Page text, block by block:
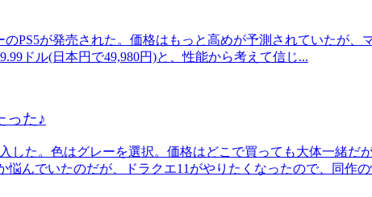
PS5が発売された。価格はもっと高めが予測されていたが、
ドル(日本円で49,980円)と、性能から考えて信じ...
った♪
した。色はグレーを選択。価格はどこで買っても大体一緒だ
悩んでいたのだが、ドラクエ11がやりたくなったので、同作